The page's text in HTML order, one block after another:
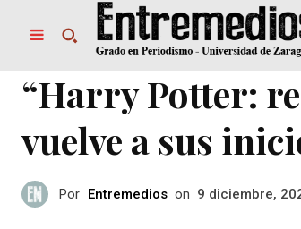
“Harry Potter:
vuelve a sus
Por Entremedios on 9 diciembre,